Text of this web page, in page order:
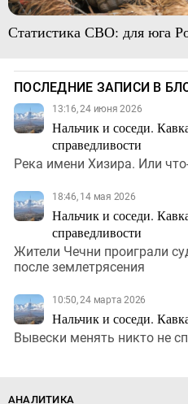
Статистика СВО: для юга
ПОСЛЕДНИЕ ЗАПИСИ В
13:16, 24 июня 2026
Нальчик и соседи.
справедливости
Река имени Хизира. Или
18:46, 14 мая 2026
Нальчик и соседи.
справедливости
Жители Чечни проиграли
после землетрясения
10:50, 24 марта 2026
Нальчик и соседи.
Вывески менять никто не
АНАЛИТИКА